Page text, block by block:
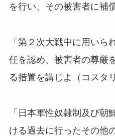
を行い、その被害者に補
「第２次大戦中に用いら
任を認め、被害者の尊厳
る措置を講じよ（コスタ
「日本軍性奴隷制及び朝
ける過去に行ったその他